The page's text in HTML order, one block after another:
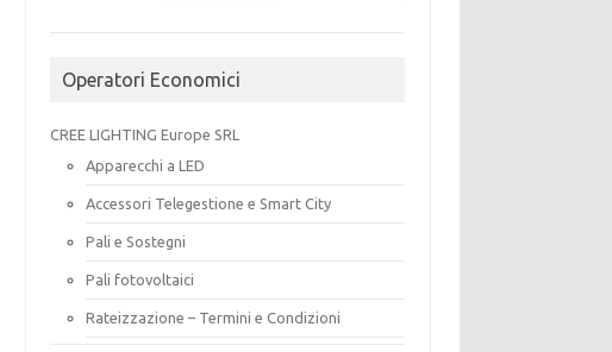
Operatori Economici
CREE LIGHTING Europe SRL
Apparecchi a LED
Accessori Telegestione e Smart City
Pali e Sostegni
Pali fotovoltaici
Rateizzazione – Termini e Condizioni